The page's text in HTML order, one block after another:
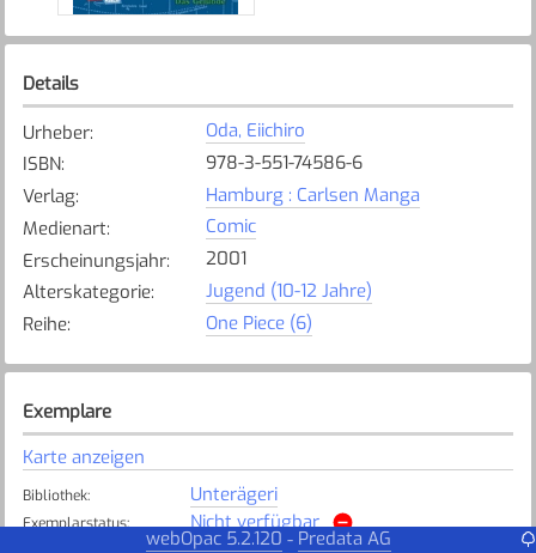
Details
Urheber:
Oda, Eiichiro
ISBN:
978-3-551-74586-6
Verlag:
Hamburg : Carlsen Manga
Medienart:
Comic
Erscheinungsjahr:
2001
Alterskategorie:
Jugend (10-12 Jahre)
Reihe: One Piece (6)
Exemplare
Karte anzeigen
Bibliothek: Unterägeri
Exemplarstatus: Nicht verfügbar
webOpac 5.2.120 - Predata AG